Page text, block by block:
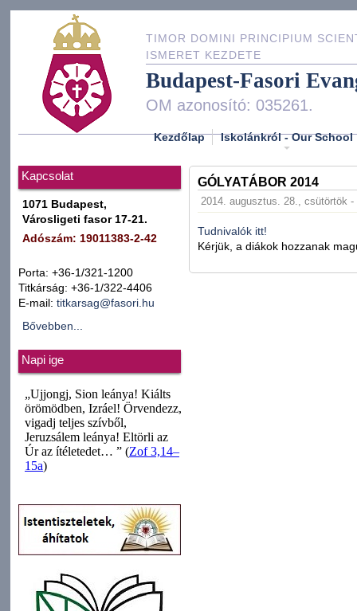
TIMOR DOMINI PRINCIPIUM
ISMERET KEZDETE
Budapest-Fasori
OM azonosító: 035261.
Kezdőlap Iskolánkról - Our School
Kapcsolat
1071 Budapest,
Városligeti fasor 17-21.
Adószám: 19011383-2-42
Porta: +36-1/321-1200
Titkárság: +36-1/322-4406
E-mail: titkarsag@fasori.hu
Bővebben...
Napi ige
GÓLYATÁBOR 2014
2014. augusztus. 28., csütörtök -
Tudnivalók itt!
Kérjük, a diákok hozzanak